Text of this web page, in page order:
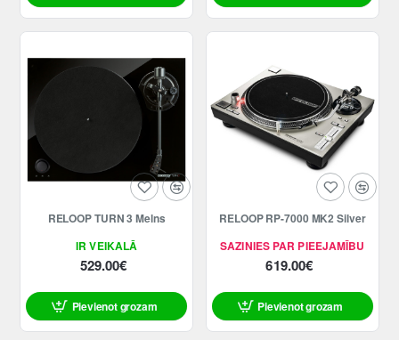
IR VEIKALĀ
RELOOP TURN 3 Melns
529.00€
Pievienot grozam
SAZINIES PAR PIEEJAMĪBU
RELOOP RP-7000 MK2 Silver
619.00€
Pievienot grozam